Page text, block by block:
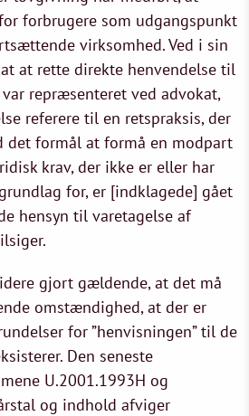
forbrugere som udgangspunkt
virksomhed. Ved i sin
at rette direkte henvendelse til
repræsenteret ved advokat,
referere til en retspraksis, der
det formål at formå en modpart
krav, der ikke er eller har
for, er [indklagede] gået
hensyn til varetagelse af
gjort gældende, at det må
omstændighed, at der er
for ”henvisningen” til de
Den seneste
U.2001.1993H og
og indhold afviger